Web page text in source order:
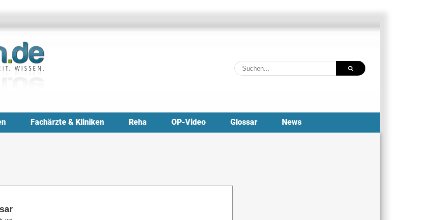
Suche
nach:
Fachärzte & Kliniken Reha OP-Video Glossar News